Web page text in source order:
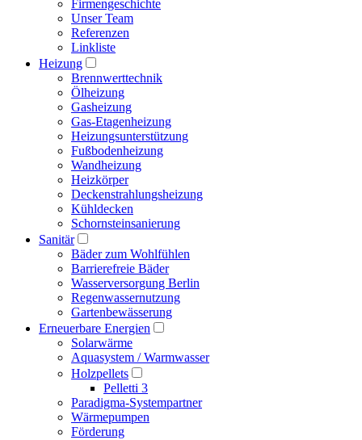
Firmengeschichte
Unser Team
Referenzen
Linkliste
Heizung
Brennwerttechnik
Ölheizung
Gasheizung
Gas-Etagenheizung
Heizungsunterstützung
Fußbodenheizung
Wandheizung
Heizkörper
Deckenstrahlungsheizung
Kühldecken
Schornsteinsanierung
Sanitär
Bäder zum Wohlfühlen
Barrierefreie Bäder
Wasserversorgung Berlin
Regenwassernutzung
Gartenbewässerung
Erneuerbare Energien
Solarwärme
Aquasystem / Warmwasser
Holzpellets
Pelletti 3
Paradigma-Systempartner
Wärmepumpen
Förderung